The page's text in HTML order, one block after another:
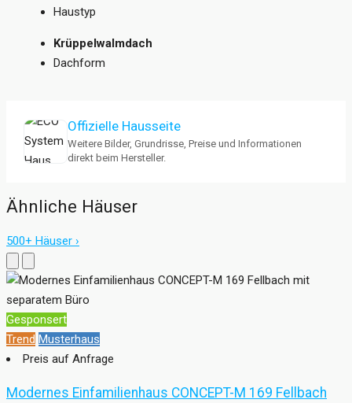
Haustyp
Krüppelwalmdach
Dachform
Offizielle Hausseite
Weitere Bilder, Grundrisse, Preise und Informationen
direkt beim Hersteller.
Ähnliche Häuser
500+ Häuser ›
Gesponsert
Trend Musterhaus
Preis auf Anfrage
Modernes Einfamilienhaus CONCEPT-M 169 Fellbach